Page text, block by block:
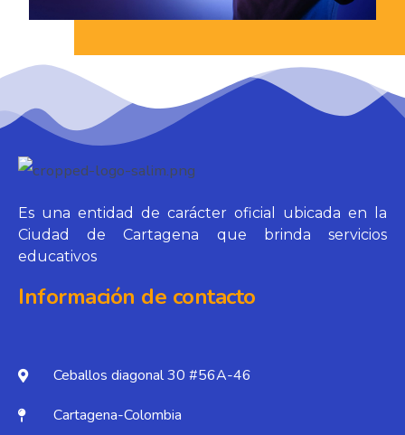
Es una entidad de carácter oficial ubicada en la
Ciudad de Cartagena que brinda servicios
educativos
Información de contacto
Ceballos diagonal 30 #56A-46
Cartagena-Colombia